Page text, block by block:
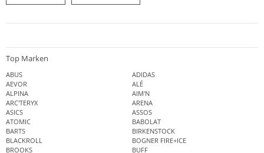
Top Marken
ABUS
ADIDAS
AEVOR
ALÉ
ALPINA
AIM'N
ARC'TERYX
ARENA
ASICS
ASSOS
ATOMIC
BABOLAT
BARTS
BIRKENSTOCK
BLACKROLL
BOGNER FIRE+ICE
BROOKS
BUFF